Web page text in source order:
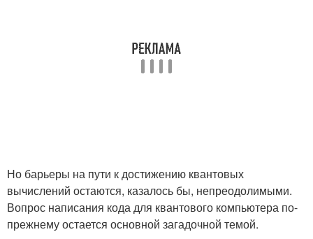
Но барьеры на пути к достижению квантовых
вычислений остаются, казалось бы, непреодолимыми.
Вопрос написания кода для квантового компьютера по-
прежнему остается основной загадочной темой.